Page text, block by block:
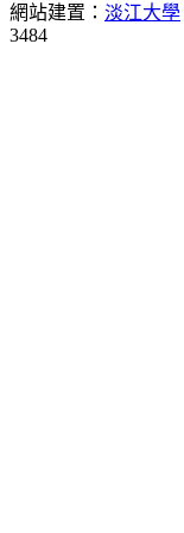
網站建置： 淡江大學
3484